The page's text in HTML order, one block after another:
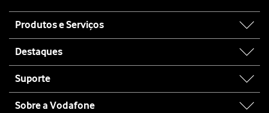
map
Produtos e Serviços
Destaques
Suporte
Sobre a Vodafone